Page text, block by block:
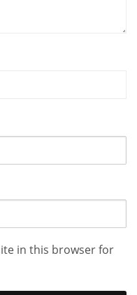
in this browser for